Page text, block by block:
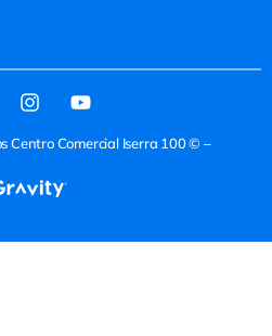
Centro Comercial Iserra 100 © –